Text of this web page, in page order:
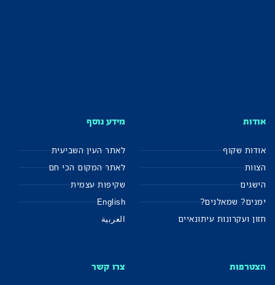
אודות
אודות שקוף
הצוות
הישגים
ימנים? שמאלנים?
חזון ועקרונות עיתונאיים
מידע נוסף
לאתר העין השביעית
לאתר המקום הכי חם
שקיפות עצמית
English
العربية
הצטרפות צרו קשר